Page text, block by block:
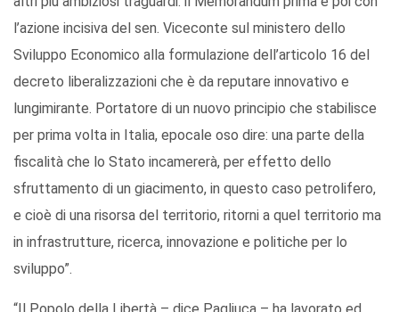
l’azione incisiva del sen. Viceconte sul ministero dello
Sviluppo Economico alla formulazione dell’articolo 16 del
decreto liberalizzazioni che è da reputare innovativo e
lungimirante. Portatore di un nuovo principio che stabilisce
per prima volta in Italia, epocale oso dire: una parte della
fiscalità che lo Stato incamererà, per effetto dello
sfruttamento di un giacimento, in questo caso petrolifero,
e cioè di una risorsa del territorio, ritorni a quel territorio ma
in infrastrutture, ricerca, innovazione e politiche per lo
sviluppo”.